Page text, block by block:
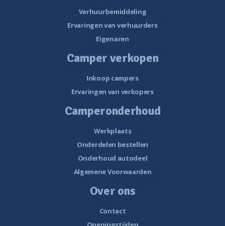
Verhuurbemiddeling
Ervaringen van verhuurders
Eigenaren
Camper verkopen
Inkoop campers
Ervaringen van verkopers
Camperonderhoud
Werkplaats
Onderdelen bestellen
Onderhoud autodeel
Algemene Voorwaarden
Over ons
Contact